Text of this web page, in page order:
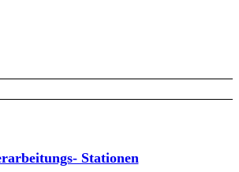
Stationen